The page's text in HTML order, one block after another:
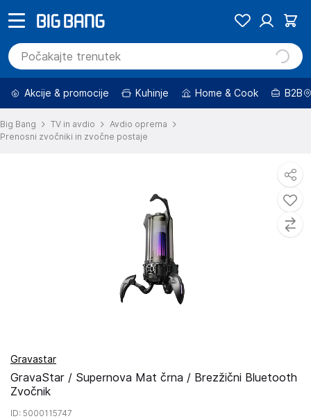
Akcije & promocije Kuhinje Home & Cook B2B
Big Bang TV in avdio
Avdio oprema
Prenosni zvočniki in zvočne postaje
Gravastar
GravaStar / Supernova Mat črna / Brezžični Bluetooth
Zvočnik
ID: 5000115747